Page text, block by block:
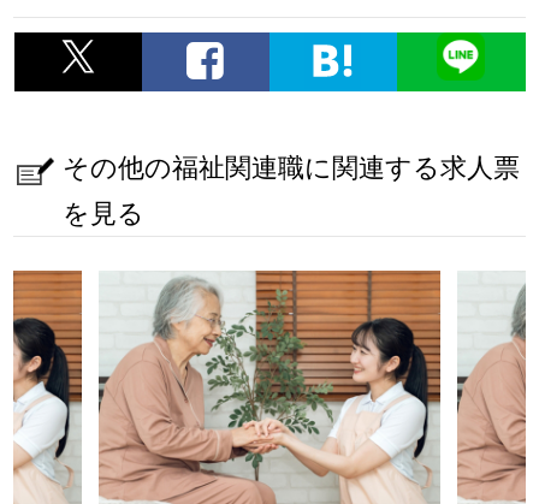
その他の福祉関連職に関連する求人票
を見る